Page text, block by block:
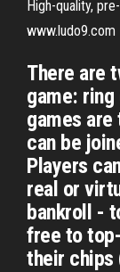
High-quality,
www.ludo9.com
There are
game: ring
games
can be
Players
real or
bankroll -
free to
their chips